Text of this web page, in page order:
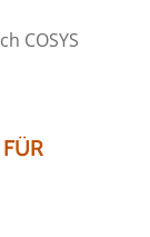
COSYS